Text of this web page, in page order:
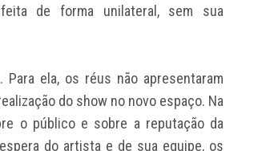
de forma unilateral, sem sua
ela, os réus não apresentaram
do show no novo espaço. Na
o público e sobre a reputação da
do artista e de sua equipe, os